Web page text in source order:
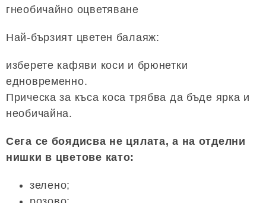
гнеобичайно оцветяване
Най-бързият цветен балаяж:
изберете кафяви коси и брюнетки
едновременно.
Прическа за къса коса трябва да бъде ярка и
необичайна.
Сега се боядисва не цялата, а на отделни
нишки в цветове като:
зелено;